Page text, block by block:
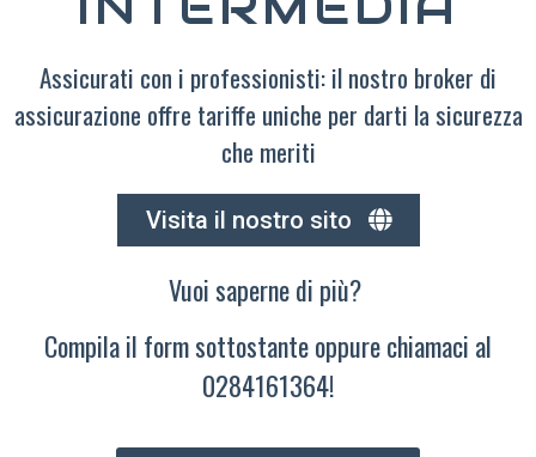
Assicurati con i professionisti: il nostro broker di
assicurazione offre tariffe uniche per darti la sicurezza
che meriti
Visita il nostro sito
Vuoi saperne di più?
Compila il form sottostante oppure chiamaci al
0284161364!